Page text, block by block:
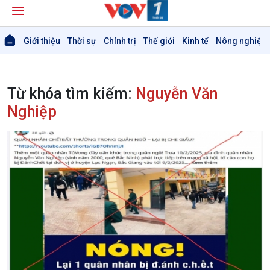
Giới thiệu Thời sự Chính trị Thế giới Kinh tế Nông nghiệp
Thời sự 6h
Thời sự 12h
Thời sự 18h
Thời sự 21h30
Bản tin
Chuyên mục
Theo dòng Thời sự
Chính trị
Thế giới
Từ khóa tìm kiếm: Nguyễn Văn
Nghiệp